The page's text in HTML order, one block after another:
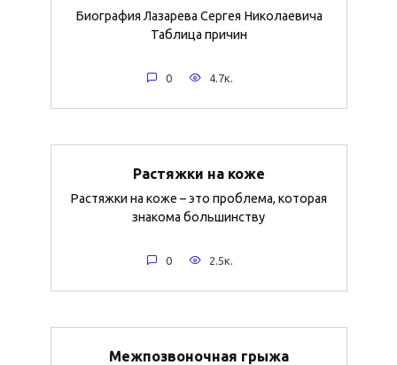
Биография Лазарева Сергея Николаевича
Таблица причин
0 4.7к.
Растяжки на коже
Растяжки на коже – это проблема, которая
знакома большинству
0 2.5к.
Межпозвоночная грыжа